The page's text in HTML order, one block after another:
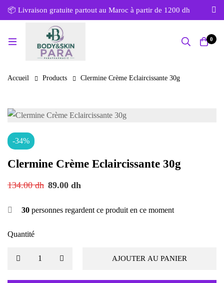
📦 Livraison gratuite partout au Maroc à partir de 1200 dh
0
Accueil Products Clermine Crème Eclaircissante 30g
-34%
Clermine Crème Eclaircissante 30g
134.00dh 89.00 dh
30 personnes regardent ce produit en ce moment
Quantité
AJOUTER AU PANIER